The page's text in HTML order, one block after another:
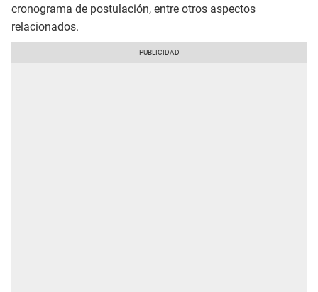
cronograma de postulación, entre otros aspectos
relacionados.